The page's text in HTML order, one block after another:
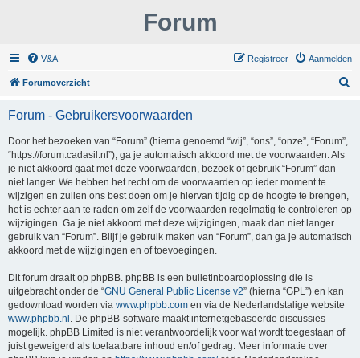
Forum
V&A Aanmelden
Registreer
Forumoverzicht
Forum - Gebruikersvoorwaarden
Door het bezoeken van “Forum” (hierna genoemd “wij”, “ons”, “onze”, “Forum”,
“https://forum.cadasil.nl”), ga je automatisch akkoord met de voorwaarden. Als
je niet akkoord gaat met deze voorwaarden, bezoek of gebruik “Forum” dan
niet langer. We hebben het recht om de voorwaarden op ieder moment te
wijzigen en zullen ons best doen om je hiervan tijdig op de hoogte te brengen,
het is echter aan te raden om zelf de voorwaarden regelmatig te controleren op
wijzigingen. Ga je niet akkoord met deze wijzigingen, maak dan niet langer
gebruik van “Forum”. Blijf je gebruik maken van “Forum”, dan ga je automatisch
akkoord met de wijzigingen en of toevoegingen.
Dit forum draait op phpBB. phpBB is een bulletinboardoplossing die is
uitgebracht onder de “GNU General Public License v2” (hierna “GPL”) en kan
gedownload worden via www.phpbb.com en via de Nederlandstalige website
www.phpbb.nl . De phpBB-software maakt internetgebaseerde discussies
mogelijk. phpBB Limited is niet verantwoordelijk voor wat wordt toegestaan of
juist geweigerd als toelaatbare inhoud en/of gedrag. Meer informatie over